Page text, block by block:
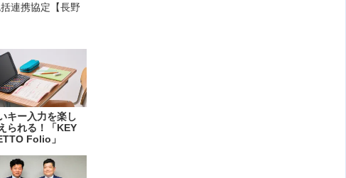
連携協定【長野
キー入力を楽し
られる！「KEY
Folio」